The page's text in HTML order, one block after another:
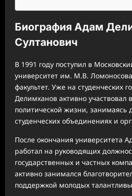
Биография Адам
Султанович
В 1991 году поступил в
университет им. М.В.
факультет. Уже на студенческих
Делимханов активно участвовал
политической жизни, занимаясь
студенческих объединениях и
После окончания университета
работал на руководящих
государственных и частных
активно занимался
поддержкой молодых